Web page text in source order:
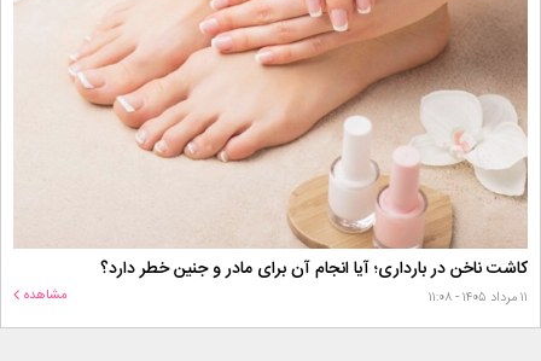
کاشت ناخن در بارداری؛ آیا انجام آن برای مادر و جنین خطر دارد؟
۱۱ مرداد ۱۴۰۵ - ۱۱:۰۸ مشاهده